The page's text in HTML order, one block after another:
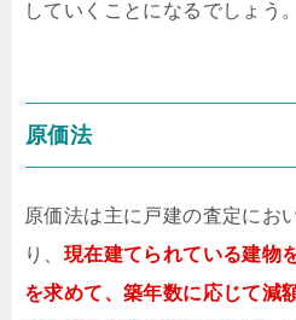
していくことになるでしょう。
原価法
原価法は主に戸建の査定にお
り、 現在建てられている建物
を求めて、築年数に応じて減